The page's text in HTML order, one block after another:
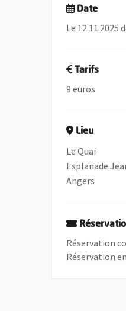
Date
Le 12.11.2025
Tarifs
9 euros
Lieu
Le Quai
Esplanade
Angers
Réservation
Réservation